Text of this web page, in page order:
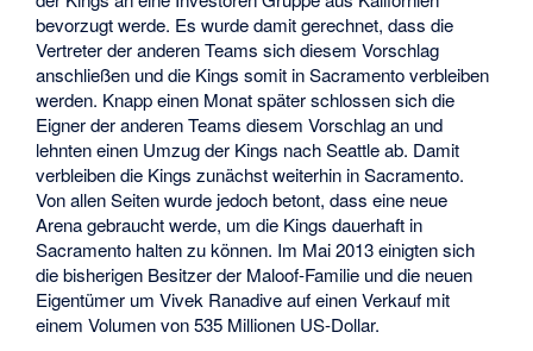
bevorzugt werde. Es wurde damit gerechnet, dass die
Vertreter der anderen Teams sich diesem Vorschlag
anschließen und die Kings somit in Sacramento verbleiben
werden. Knapp einen Monat später schlossen sich die
Eigner der anderen Teams diesem Vorschlag an und
lehnten einen Umzug der Kings nach Seattle ab. Damit
verbleiben die Kings zunächst weiterhin in Sacramento.
Von allen Seiten wurde jedoch betont, dass eine neue
Arena gebraucht werde, um die Kings dauerhaft in
Sacramento halten zu können. Im Mai 2013 einigten sich
die bisherigen Besitzer der Maloof-Familie und die neuen
Eigentümer um Vivek Ranadive auf einen Verkauf mit
einem Volumen von 535 Millionen US-Dollar.